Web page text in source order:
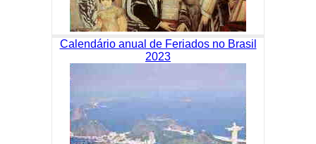
Calendário anual de Feriados no Brasil
2023